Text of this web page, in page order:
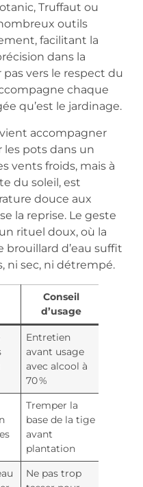
Truffaut ou
outils
facilitant la
dans la
vers le respect du
chaque
qu’est le jardinage.
accompagner
les pots dans un
vents froids, mais à
du soleil, est
douce aux
la reprise. Le geste
rituel doux, où la
d’eau suffit
ni sec, ni détrempé.
Conseil
d’usage
Entretien
avant usage
avec alcool à
70 %
Tremper la
base de la tige
avant
plantation
Ne pas trop